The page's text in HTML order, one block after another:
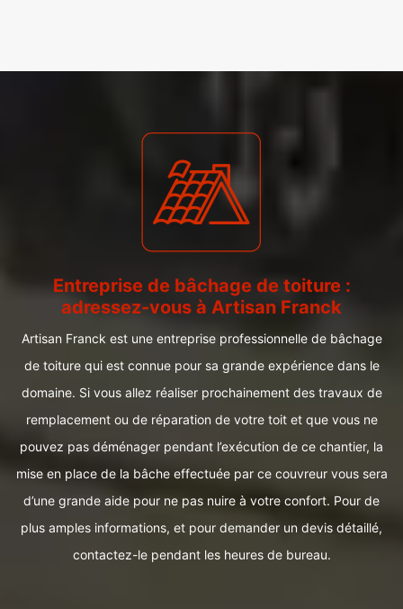
Entreprise de bâchage de toiture :
adressez-vous à Artisan Franck
Artisan Franck est une entreprise professionnelle de bâchage
de toiture qui est connue pour sa grande expérience dans le
domaine. Si vous allez réaliser prochainement des travaux de
remplacement ou de réparation de votre toit et que vous ne
pouvez pas déménager pendant l’exécution de ce chantier, la
mise en place de la bâche effectuée par ce couvreur vous sera
d’une grande aide pour ne pas nuire à votre confort. Pour de
plus amples informations, et pour demander un devis détaillé,
contactez-le pendant les heures de bureau.